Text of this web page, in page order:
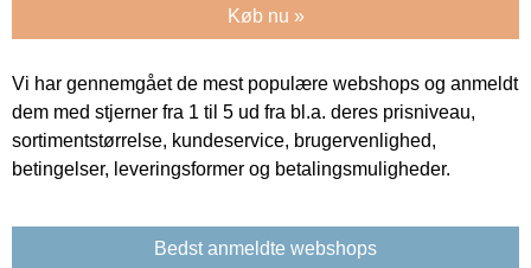
Køb nu »
Vi har gennemgået de mest populære webshops og anmeldt
dem med stjerner fra 1 til 5 ud fra bl.a. deres prisniveau,
sortimentstørrelse, kundeservice, brugervenlighed,
betingelser, leveringsformer og betalingsmuligheder.
Bedst anmeldte webshops